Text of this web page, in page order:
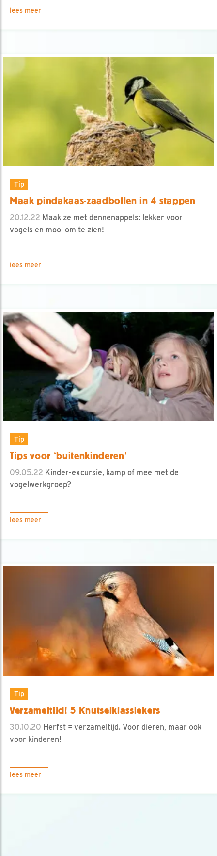
lees meer
Tip
Maak pindakaas-zaadbollen in 4 stappen
20.12.22 Maak ze met dennenappels: lekker voor
vogels en mooi om te zien!
lees meer
Tip
Tips voor ‘buitenkinderen’
09.05.22 Kinder-excursie, kamp of mee met de
vogelwerkgroep?
lees meer
Tip
Verzameltijd! 5 Knutselklassiekers
30.10.20 Herfst = verzameltijd. Voor dieren, maar ook
voor kinderen!
lees meer